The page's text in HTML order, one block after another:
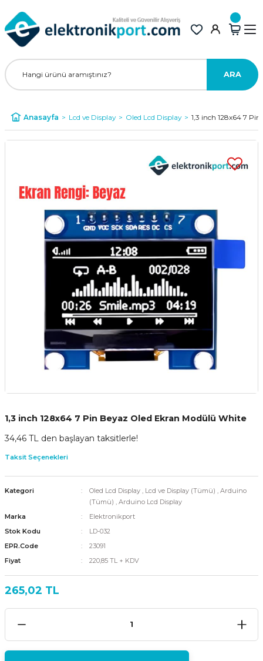
ARA
Anasayfa Lcd ve Display Oled Lcd Display 1,3 inch 128x64 7
1,3 inch 128x64 7 Pin Beyaz Oled Ekran Modülü White
34,46 TL den başlayan taksitlerle!
Taksit Seçenekleri
Kategori Oled Lcd Display , Lcd ve Display (Tümü) , Arduino
(Tümü) , Arduino Lcd Display
Marka
Elektronikport
Stok Kodu
LD-032
EPR.Code
23091
Fiyat
220,85 TL + KDV
265,02 TL